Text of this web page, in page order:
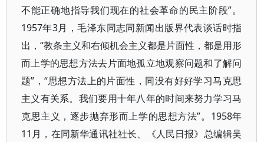
不能正确地指导我们现在的社会革命的民主阶段”。
1957年3月，毛泽东同志同新闻出版界代表谈话时指
出，“教条主义和右倾机会主义都是片面性，都是用形
而上学的思想方法去片面地孤立地观察问题和了解问
题”，“思想方法上的片面性，同没有好好学习马克思
主义有关系。我们要用十年八年的时间来努力学习马
克思主义，逐步抛弃形而上学的思想方法”。1958年
11月，在同新华通讯社社长、《人民日报》总编辑吴